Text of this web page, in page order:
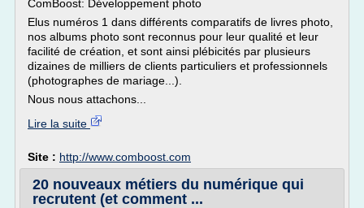
ComBoost: Développement photo
Elus numéros 1 dans différents comparatifs de livres photo,
nos albums photo sont reconnus pour leur qualité et leur
facilité de création, et sont ainsi plébicités par plusieurs
dizaines de milliers de clients particuliers et professionnels
(photographes de mariage...).
Nous nous attachons...
Lire la suite
Site : http://www.comboost.com
20 nouveaux métiers du numérique qui
recrutent (et comment ...